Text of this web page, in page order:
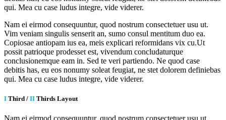
qui. Mea cu case ludus integre, vide viderer.
Nam ei eirmod consequuntur, quod nostrum consectetuer usu ut.
Vim veniam singulis senserit an, sumo consul mentitum duo ea.
Copiosae antiopam ius ea, meis explicari reformidans vix cu.Ut
possit patrioque prodesset est, vivendum concludaturque
conclusionemque eam in. Sed te veri partiendo. Ne quod case
debitis has, eu eos nonumy soleat feugiat, ne stet dolorem definiebas
qui. Mea cu case ludus integre, vide viderer.
I Third / II Thirds Layout